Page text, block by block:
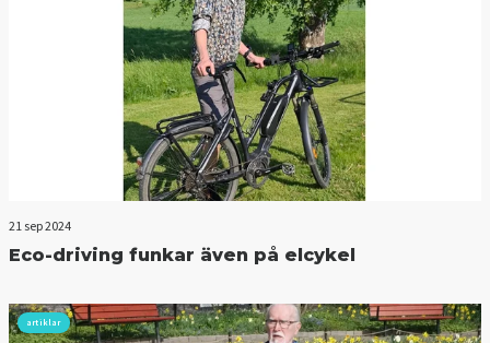
21 sep 2024
Eco-driving funkar även på elcykel
artiklar